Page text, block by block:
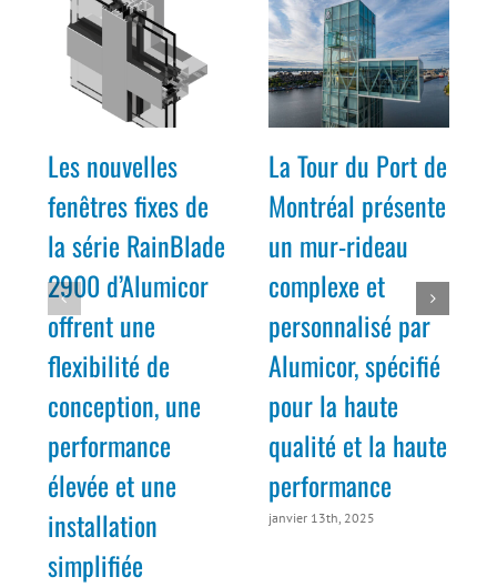
Les nouvelles
fenêtres fixes de
la série RainBlade
2900 d’Alumicor
offrent une
flexibilité de
conception, une
performance
élevée et une
installation
simplifiée
La Tour du Port de
Montréal présente
un mur-rideau
complexe et
personnalisé par
Alumicor, spécifié
pour la haute
qualité et la haute
performance
janvier 13th, 2025